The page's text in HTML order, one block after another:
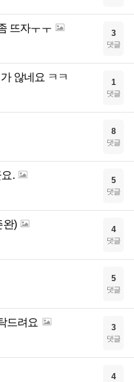
뜨자ㅜㅜ 3
댓글
않네요 ㅋㅋ 1
댓글
8
댓글
. 5
댓글
완) 4
댓글
5
댓글
드려요 3
댓글
4